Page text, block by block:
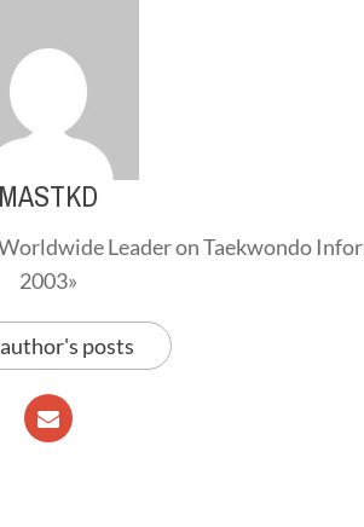
MASTKD
Leader on Taekwondo
2003»
author's posts